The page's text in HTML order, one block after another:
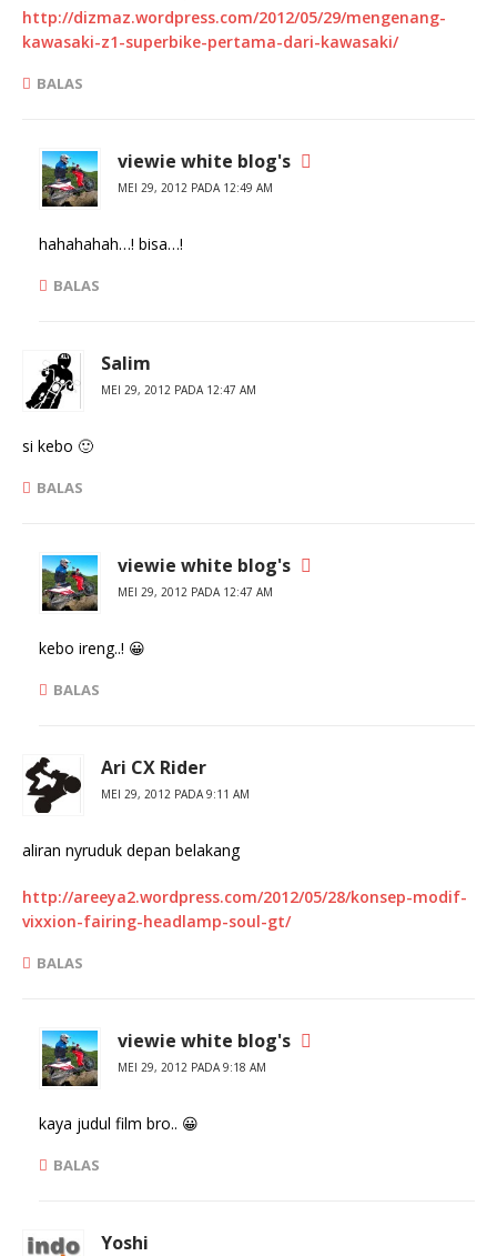
http://dizmaz.wordpress.com/2012/05/29/mengenang-
kawasaki-z1-superbike-pertama-dari-kawasaki/
BALAS
viewie white blog's
MEI 29, 2012 PADA 12:49 AM
hahahahah…! bisa…!
BALAS
Salim
MEI 29, 2012 PADA 12:47 AM
si kebo 🙂
BALAS
viewie white blog's
MEI 29, 2012 PADA 12:47 AM
kebo ireng..! 😀
BALAS
Ari CX Rider
MEI 29, 2012 PADA 9:11 AM
aliran nyruduk depan belakang
http://areeya2.wordpress.com/2012/05/28/konsep-modif-
vixxion-fairing-headlamp-soul-gt/
BALAS
viewie white blog's
MEI 29, 2012 PADA 9:18 AM
kaya judul film bro.. 😀
BALAS
Yoshi